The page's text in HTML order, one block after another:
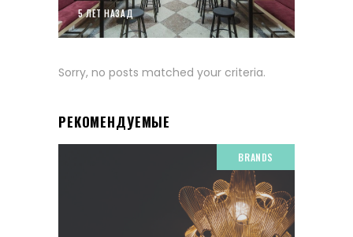
5 ЛЕТ НАЗАД
Sorry, no posts matched your criteria.
РЕКОМЕНДУЕМЫЕ
BRANDS